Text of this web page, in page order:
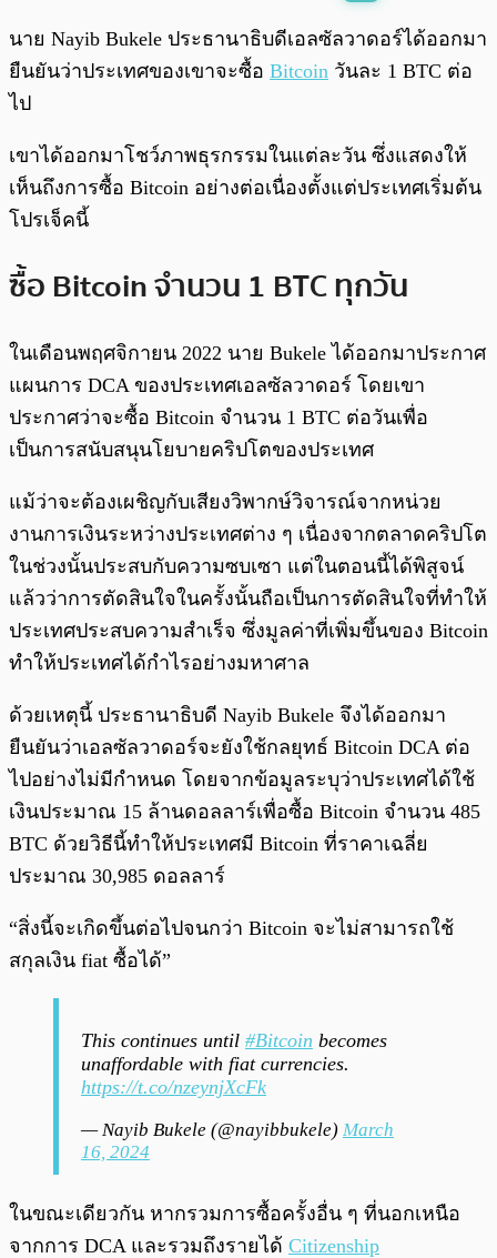
0:00/0:00
นาย Nayib Bukele ประธานาธิบดีเอลซัลวาดอร์ได้ออกมา
ยืนยันว่าประเทศของเขาจะซื้อ Bitcoin วันละ 1 BTC ต่อ
ไป
เขาได้ออกมาโชว์ภาพธุรกรรมในแต่ละวัน ซึ่งแสดงให้
เห็นถึงการซื้อ Bitcoin อย่างต่อเนื่องตั้งแต่ประเทศเริ่มต้น
โปรเจ็คนี้
ซื้อ Bitcoin จำนวน 1 BTC ทุกวัน
ในเดือนพฤศจิกายน 2022 นาย Bukele ได้ออกมาประกาศ
แผนการ DCA ของประเทศเอลซัลวาดอร์ โดยเขา
ประกาศว่าจะซื้อ Bitcoin จำนวน 1 BTC ต่อวันเพื่อ
เป็นการสนับสนุนโยบายคริปโตของประเทศ
แม้ว่าจะต้องเผชิญกับเสียงวิพากษ์วิจารณ์จากหน่วย
งานการเงินระหว่างประเทศต่าง ๆ เนื่องจากตลาดคริปโต
ในช่วงนั้นประสบกับความซบเซา แต่ในตอนนี้ได้พิสูจน์
แล้วว่าการตัดสินใจในครั้งนั้นถือเป็นการตัดสินใจที่ทำให้
ประเทศประสบความสำเร็จ ซึ่งมูลค่าที่เพิ่มขึ้นของ Bitcoin
ทำให้ประเทศได้กำไรอย่างมหาศาล
ด้วยเหตุนี้ ประธานาธิบดี Nayib Bukele จึงได้ออกมา
ยืนยันว่าเอลซัลวาดอร์จะยังใช้กลยุทธ์ Bitcoin DCA ต่อ
ไปอย่างไม่มีกำหนด โดยจากข้อมูลระบุว่าประเทศได้ใช้
เงินประมาณ 15 ล้านดอลลาร์เพื่อซื้อ Bitcoin จำนวน 485
BTC ด้วยวิธีนี้ทำให้ประเทศมี Bitcoin ที่ราคาเฉลี่ย
ประมาณ 30,985 ดอลลาร์
“สิ่งนี้จะเกิดขึ้นต่อไปจนกว่า Bitcoin จะไม่สามารถใช้
สกุลเงิน fiat ซื้อได้”
This continues until #Bitcoin becomes
unaffordable with fiat currencies.
https://t.co/nzeynjXcFk
— Nayib Bukele (@nayibbukele) March
16, 2024
ในขณะเดียวกัน หากรวมการซื้อครั้งอื่น ๆ ที่นอกเหนือ
จากการ DCA และรวมถึงรายได้ Citizenship